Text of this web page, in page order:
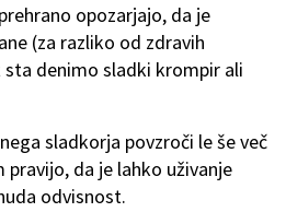
opozarjajo, da je
(za razliko od zdravih
denimo sladki krompir ali
sladkorja povzroči le še več
pravijo, da je lahko uživanje
odvisnost.